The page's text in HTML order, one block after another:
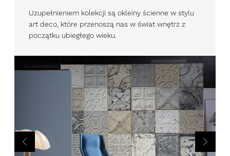
Uzupełnieniem kolekcji są okleiny ścienne w stylu
art deco, które przenoszą nas w świat wnętrz z
początku ubiegłego wieku.